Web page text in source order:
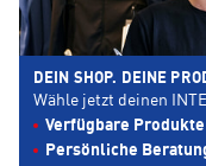
DEIN SHOP. DEINE
Wähle jetzt deinen
Verfügbare
Persönliche